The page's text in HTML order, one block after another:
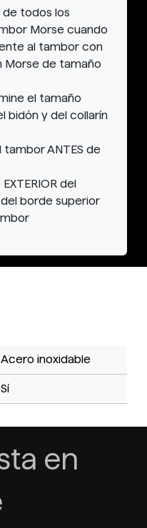
todos los
Morse cuando
al tambor con
Morse de tamaño
el tamaño
bidón y del collarín
tambor ANTES de
del
borde superior
Acero inoxidable
Sí
en